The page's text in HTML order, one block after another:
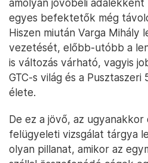
amolyan jövőbeli
egyes befektetők még
Hiszen miután Varga Mihály
vezetését, előbb-utóbb a
is változás várható, vagyis
GTC-s világ és a
élete.
De ez a jövő, az
felügyeleti vizsgálat tárgya
olyan pillanat, amikor az